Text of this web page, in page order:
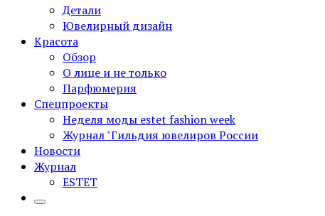
Детали
Ювелирный дизайн
Красота
Обзор
О лице и не только
Парфюмерия
Спецпроекты
Неделя моды estet fashion week
Журнал "Гильдия ювелиров России
Новости
Журнал
ESTET